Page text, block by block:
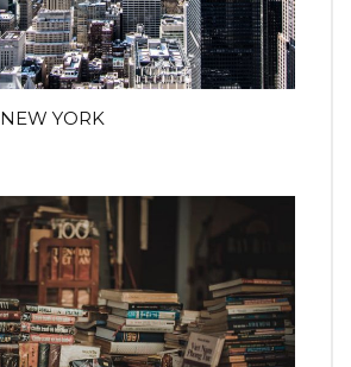
YORK